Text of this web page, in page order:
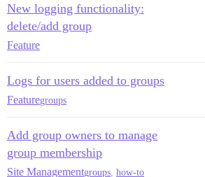
New logging functionality:
delete/add group
Feature
Logs for users added to groups
Featuregroups
Add group owners to manage
group membership
Site Managementgroups how-to